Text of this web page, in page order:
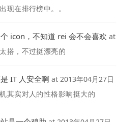
现在排行榜中。。
icon，不知道 rei 会不会喜欢 at
搭，不过挺漂亮的
IT 人安全啊 at 2013年04月27日
其实对人的性格影响挺大的